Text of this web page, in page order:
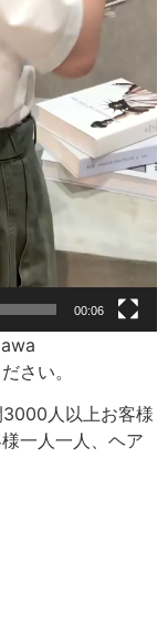
00:06
さい。
人以上お客様
一人一人、ヘア